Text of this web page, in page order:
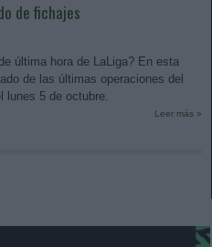
de fichajes
última hora de LaLiga? En esta
de las últimas operaciones del
lunes 5 de octubre.
Leer más »